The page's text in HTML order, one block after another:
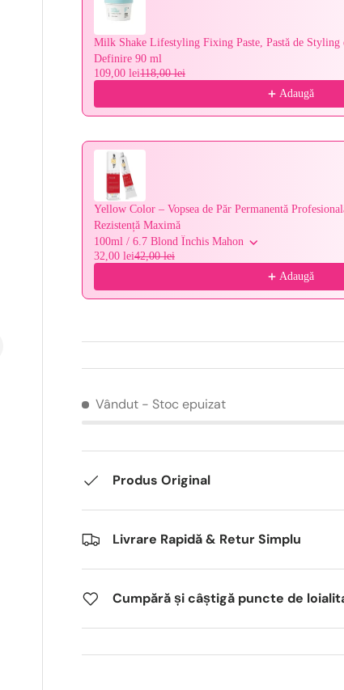
Milk Shake Lifestyling Fixing Paste, Pastă de Styling
Definire 90 ml
109,00 lei118,00 lei
Adaugă
Yellow Color – Vopsea de Păr Permanentă
Rezistență Maximă
100ml / 6.7 Blond Închis Mahon
32,00 lei42,00 lei
Adaugă
Vândut - Stoc epuizat
Produs Original
Livrare Rapidă & Retur Simplu
Cumpără și câștigă puncte de